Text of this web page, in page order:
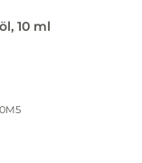
10 ml